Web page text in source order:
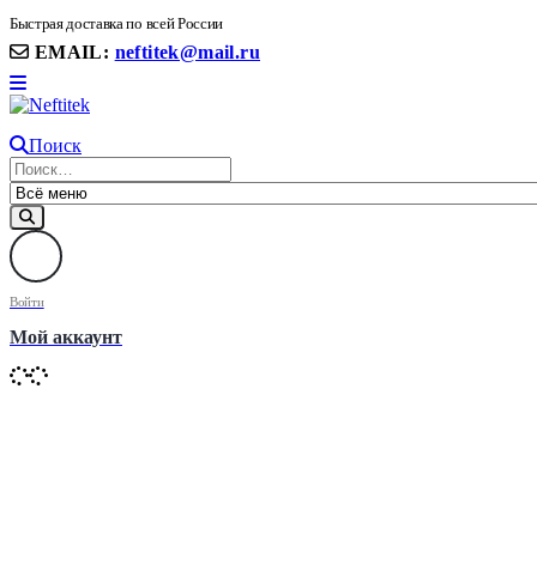
Быстрая доставка по всей России
EMAIL: neftitek@mail.ru
Поиск
Войти
Мой аккаунт
8(906) 399 11 22 | 8(905)367-58-58